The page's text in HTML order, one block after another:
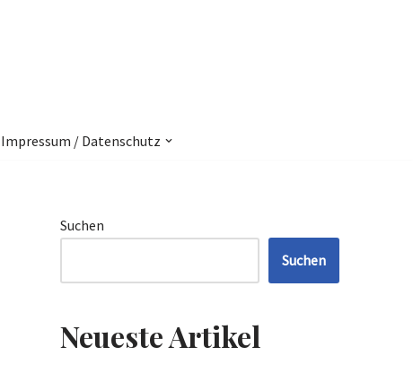
Impressum / Datenschutz
Suchen
Suchen
Neueste Artikel